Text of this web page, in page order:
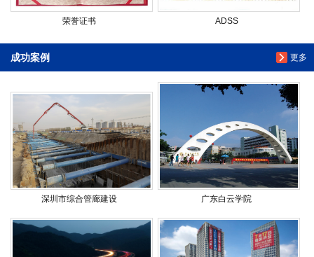
荣誉证书 ADSS
更多
成功案例
深圳市综合管廊建设 广东白云学院